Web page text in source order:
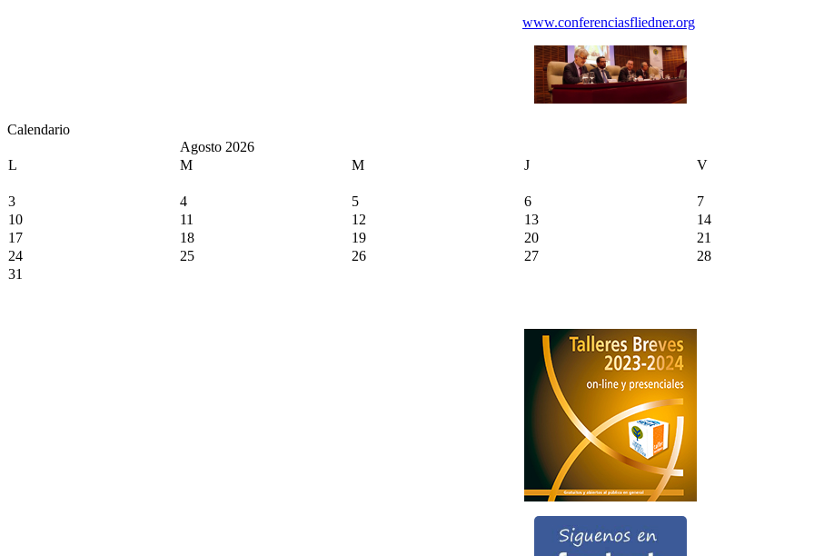
www.conferenciasfliedner.org
Calendario
Agosto 2026
L
M M J V
3
4 5 6 7
10
11 12 13 14
17
18 19 20 21
24
25 26 27 28
31